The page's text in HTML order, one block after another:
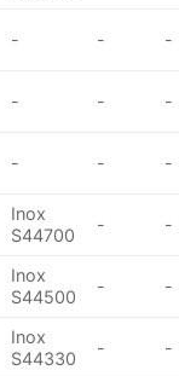
- - -
- - -
- - -
Inox
S44700
- -
Inox
S44500
- -
Inox
S44330
- -